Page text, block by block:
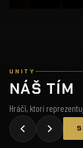
UNITY
NÁŠ TÍM
Hráči, ktorí